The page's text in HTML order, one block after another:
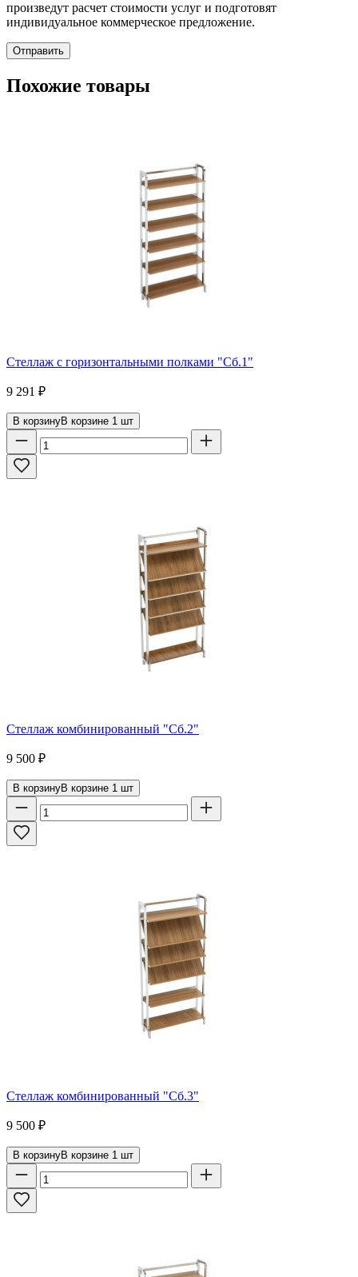
произведут расчет стоимости услуг и подготовят
индивидуальное коммерческое предложение.
Отправить
Похожие товары
Стеллаж с горизонтальными полками "Сб.1"
9 291 ₽
В корзинуВ корзине 1 шт
Стеллаж комбинированный "Сб.2"
9 500 ₽
В корзинуВ корзине 1 шт
Стеллаж комбинированный "Сб.3"
9 500 ₽
В корзинуВ корзине 1 шт